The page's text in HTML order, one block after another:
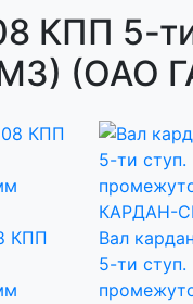
КПП 5-
(ОАО
КПП
Вал
5-ти